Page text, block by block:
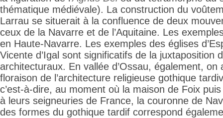
thématique médiévale). La construction du
Larrau se situerait à la confluence de deux
ceux de la Navarre et de l’Aquitaine. Les
en Haute-Navarre. Les exemples des églises
Vicente d’Igal sont significatifs de la juxtaposition
architecturaux. En vallée d’Ossau, également, on
floraison de l’architecture religieuse gothique
c’est-à-dire, au moment où la maison de Foix
à leurs seigneuries de France, la couronne de
des formes du gothique tardif correspond